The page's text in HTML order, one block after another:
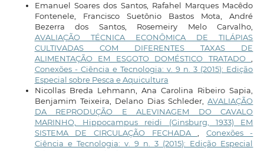
Emanuel Soares dos Santos, Rafahel Marques Macêdo
Fontenele, Francisco Suetônio Bastos Mota, André
Bezerra dos Santos, Rosemeiry Melo Carvalho,
AVALIAÇÃO TÉCNICA ECONÔMICA DE TILÁPIAS
CULTIVADAS COM DIFERENTES TAXAS DE
ALIMENTAÇÃO EM ESGOTO DOMÉSTICO TRATADO
Conexões - Ciência e Tecnologia: v. 9 n. 3 (2015): Edição
Especial sobre Pesca e Aquicultura
Nicollas Breda Lehmann, Ana Carolina Ribeiro Sapia,
Benjamim Teixeira, Delano Dias Schleder,AVALIAÇÃO
DA REPRODUÇÃO E ALEVINAGEM DO CAVALO
MARINHO, Hippocampus reidi (Ginsburg, 1933) EM
SISTEMA DE CIRCULAÇÃO FECHADA
Conexões -
Ciência e Tecnologia: v. 9 n. 3 (2015): Edição Especial